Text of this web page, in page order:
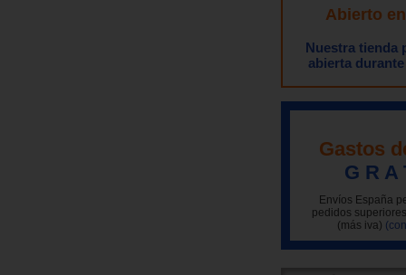
Abierto
Nuestra tienda
abierta
Gastos
G R A
Envíos España
pedidos
(más iva)